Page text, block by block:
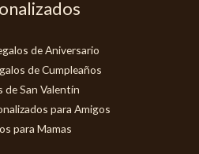
de Aniversario
de Cumpleaños
de San Valentín
para Amigos
para Mamas